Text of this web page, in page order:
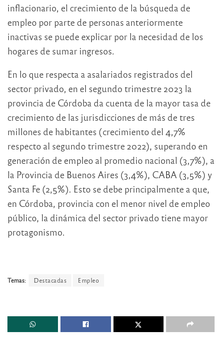
inflacionario, el crecimiento de la búsqueda de
empleo por parte de personas anteriormente
inactivas se puede explicar por la necesidad de los
hogares de sumar ingresos.
En lo que respecta a asalariados registrados del
sector privado, en el segundo trimestre 2023 la
provincia de Córdoba da cuenta de la mayor tasa de
crecimiento de las jurisdicciones de más de tres
millones de habitantes (crecimiento del 4,7%
respecto al segundo trimestre 2022), superando en
generación de empleo al promedio nacional (3,7%), a
la Provincia de Buenos Aires (3,4%), CABA (3,5%) y
Santa Fe (2,5%). Esto se debe principalmente a que,
en Córdoba, provincia con el menor nivel de empleo
público, la dinámica del sector privado tiene mayor
protagonismo.
Temas: Destacadas Empleo